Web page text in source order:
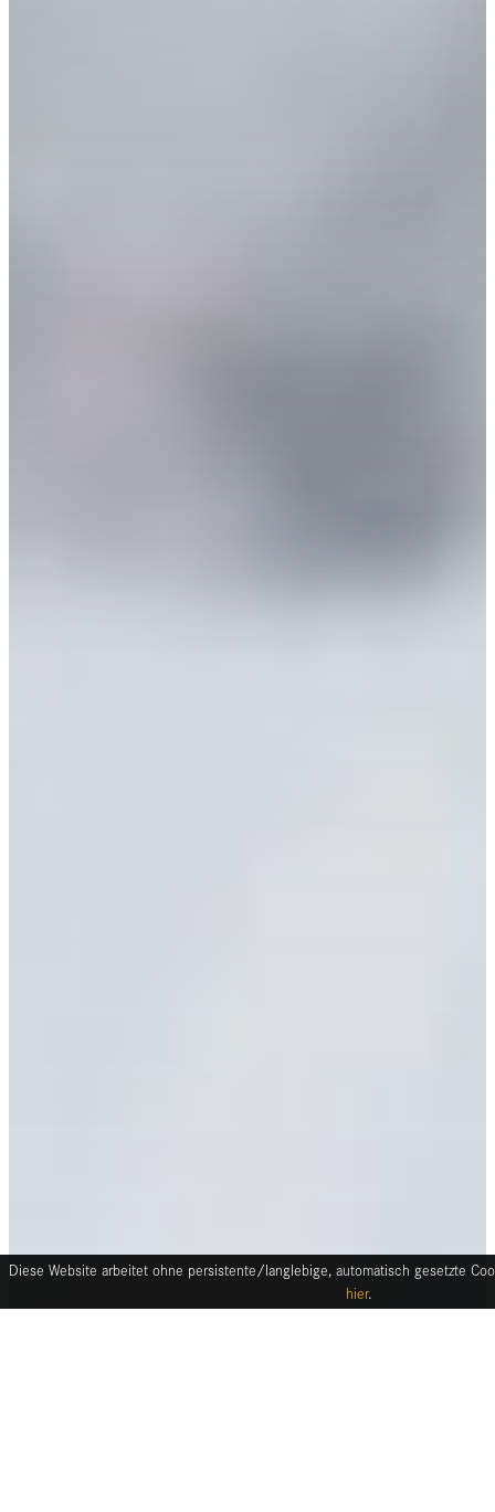
Diese Website arbeitet ohne persistente/langlebige, automatisch gesetzte
hier.